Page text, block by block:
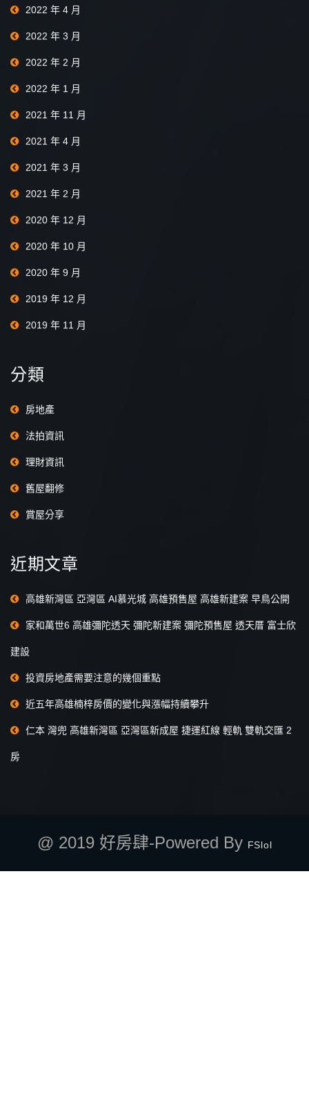
2022 年 4 月
2022 年 3 月
2022 年 2 月
2022 年 1 月
2021 年 11 月
2021 年 4 月
2021 年 3 月
2021 年 2 月
2020 年 12 月
2020 年 10 月
2020 年 9 月
2019 年 12 月
2019 年 11 月
分類
房地產
法拍資訊
理財資訊
舊屋翻修
賞屋分享
近期文章
高雄新灣區 亞灣區 AI慕光城 高雄預售屋 高雄新建案 早鳥公開
家和萬世6 高雄彌陀透天 彌陀新建案 彌陀預售屋 透天厝 富士欣
建設
投資房地產需要注意的幾個重點
近五年高雄楠梓房價的變化與漲幅持續攀升
仁本 灣兜 高雄新灣區 亞灣區新成屋 捷運紅線 輕軌 雙軌交匯 2
房
@ 2019 好房肆-Powered By FSlol